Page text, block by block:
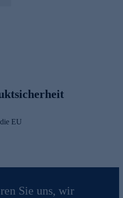
EU
Sie uns, wir